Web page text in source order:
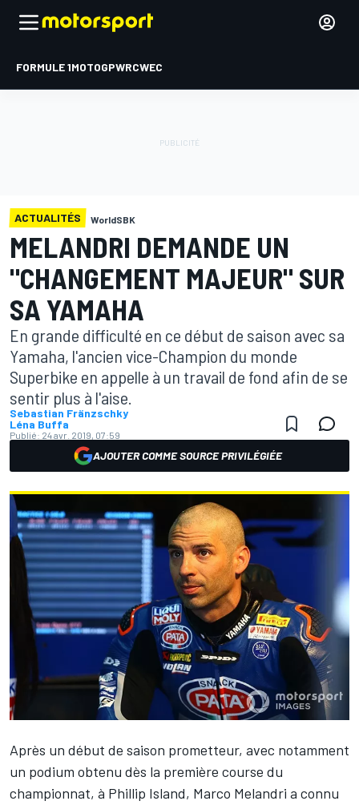
FORMULE 1MOTOGPWRCWEC
ACTUALITÉS WorldSBK
MELANDRI DEMANDE UN
"CHANGEMENT MAJEUR" SUR
SA YAMAHA
En grande difficulté en ce début de saison avec sa
Yamaha, l'ancien vice-Champion du monde
Superbike en appelle à un travail de fond afin de se
sentir plus à l'aise.
Sebastian Fränzschky
Léna Buffa
Publié: 24 avr. 2019, 07:59
AJOUTER COMME SOURCE PRIVILÉGIÉE
Après un début de saison prometteur, avec notamment
un podium obtenu dès la première course du
championnat, à Phillip Island, Marco Melandri a connu